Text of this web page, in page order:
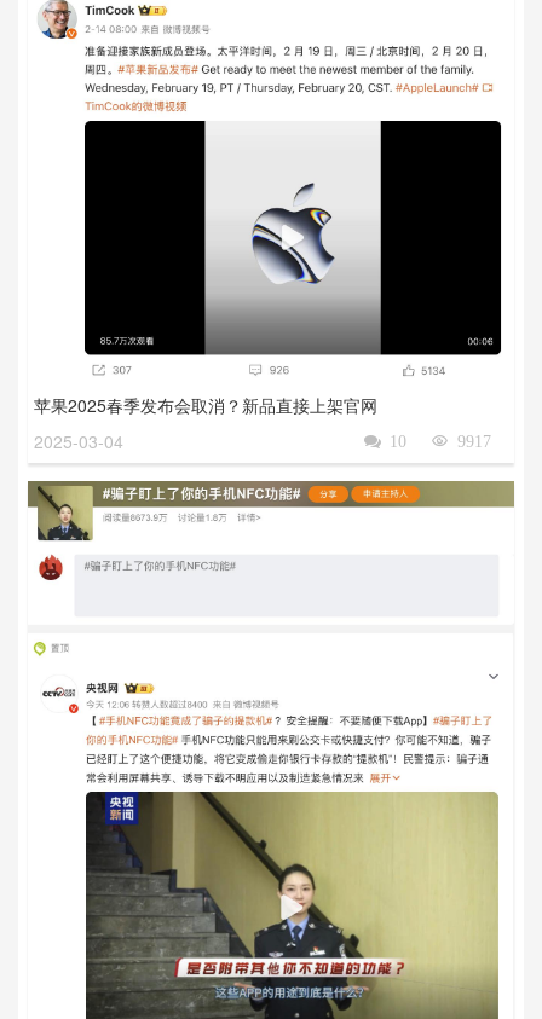
苹果2025春季发布会取消？新品直接上架官网
2025-03-04
9917

10
